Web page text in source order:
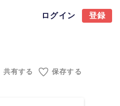
ログイン 登録
共有する 保存する